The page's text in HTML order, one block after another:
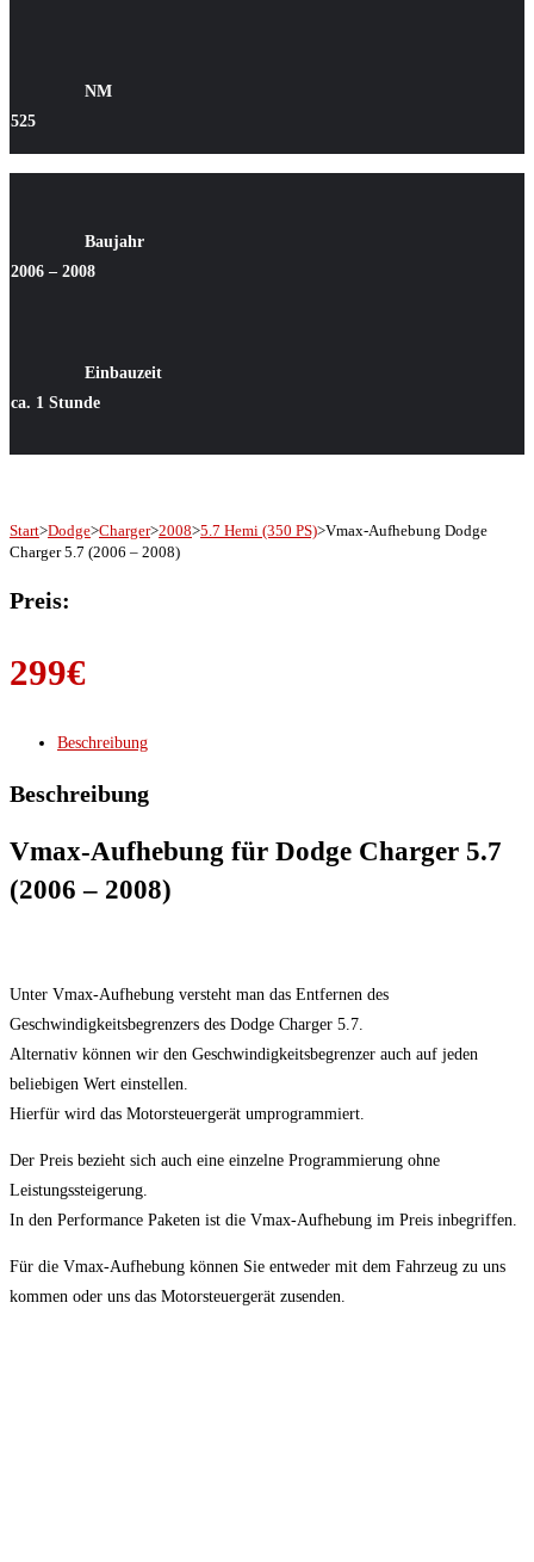
NM
525
Baujahr
2006 – 2008
Einbauzeit
ca. 1 Stunde
Start>Dodge>Charger>2008>5.7 Hemi (350 PS)>Vmax-Aufhebung Dodge
Charger 5.7 (2006 – 2008)
Preis:
299€
Beschreibung
Beschreibung
Vmax-Aufhebung für Dodge Charger 5.7
(2006 – 2008)
Unter Vmax-Aufhebung versteht man das Entfernen des
Geschwindigkeitsbegrenzers des Dodge Charger 5.7.
Alternativ können wir den Geschwindigkeitsbegrenzer auch auf jeden
beliebigen Wert einstellen.
Hierfür wird das Motorsteuergerät umprogrammiert.
Der Preis bezieht sich auch eine einzelne Programmierung ohne
Leistungssteigerung.
In den Performance Paketen ist die Vmax-Aufhebung im Preis inbegriffen.
Für die Vmax-Aufhebung können Sie entweder mit dem Fahrzeug zu uns
kommen oder uns das Motorsteuergerät zusenden.